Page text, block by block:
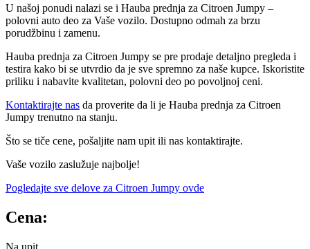
U našoj ponudi nalazi se i Hauba prednja za Citroen Jumpy –
polovni auto deo za Vaše vozilo. Dostupno odmah za brzu
porudžbinu i zamenu.
Hauba prednja za Citroen Jumpy se pre prodaje detaljno pregleda i
testira kako bi se utvrdio da je sve spremno za naše kupce. Iskoristite
priliku i nabavite kvalitetan, polovni deo po povoljnoj ceni.
Kontaktirajte nas da proverite da li je Hauba prednja za Citroen
Jumpy trenutno na stanju.
Što se tiče cene, pošaljite nam upit ili nas kontaktirajte.
Vaše vozilo zaslužuje najbolje!
Pogledajte sve delove za Citroen Jumpy ovde
Cena: